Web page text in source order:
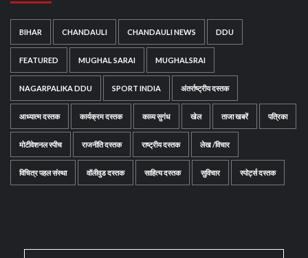
BIHAR CHANDAULI CHANDAULI NEWS DDU
FEATURED MUGHAL SARAI MUGHALSRAI
NAGARPALIKA DDU SPORT INDIA अंतर्राष्ट्रीय दस्तक
आध्यात्म दस्तक कार्यक्रम दस्तक काव्य सुगंध खेल ताजा खबरें पत्रिका
मोटीवेशनल स्पीच राजनीति दस्तक राष्ट्रीय दस्तक लेख /विचार
विचित्र पहल संस्था वॉलीवुड दस्तक साहित्य दस्तक सुविचार स्पोर्ट्स दस्तक